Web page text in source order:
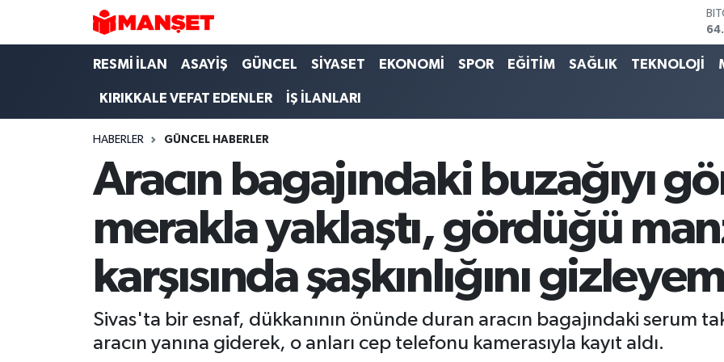
RESMİ İLAN ASAYİŞ GÜNCEL SİYASET EKONOMİ SPOR EĞİTİM SAĞLIK TEKNOLOJİ
KIRIKKALE VEFAT EDENLER İŞ İLANLARI
HABERLER GÜNCEL HABERLER
Aracın bagajındaki buzağıyı
merakla yaklaştı, gördüğü
karşısında şaşkınlığını
Sivas'ta bir esnaf, dükkanının önünde duran aracın bagajındaki serum
aracın yanına giderek, o anları cep telefonu kamerasıyla kayıt aldı.
Hava Durumu
Trafik Durumu
Süper Lig Puan Durumu ve Fikstür
Tüm Manşetler
Son Dakika Haberleri
Haber Arşivi